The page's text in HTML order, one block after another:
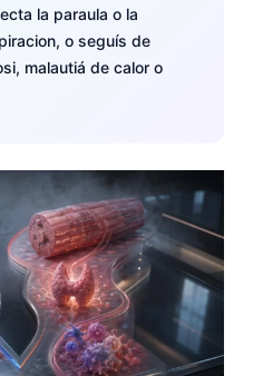
la paraula o la
o seguís de
malautiá de calor o